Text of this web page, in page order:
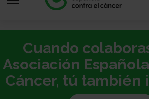
Iniciar
sesión
/
Registro
Cuando
Asociación
Cáncer, tú también